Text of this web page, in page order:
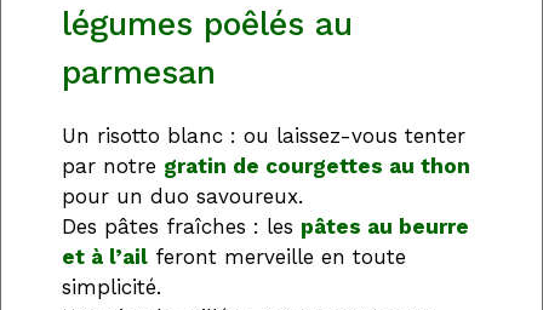
légumes poêlés au
parmesan
Un risotto blanc : ou laissez-vous tenter
par notre gratin de courgettes au thon
pour un duo savoureux.
Des pâtes fraîches : les pâtes au beurre
et à l’ail feront merveille en toute
simplicité.